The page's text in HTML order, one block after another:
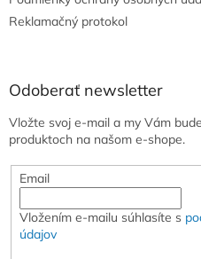
Reklamačný protokol
Odoberať newsletter
Vložte svoj e-mail a my Vám
produktoch na našom e-shope.
Email
Vložením e-mailu súhlasíte s
údajov